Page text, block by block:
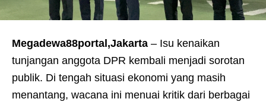
Megadewa88portal,Jakarta – Isu kenaikan
tunjangan anggota DPR kembali menjadi sorotan
publik. Di tengah situasi ekonomi yang masih
menantang, wacana ini menuai kritik dari berbagai